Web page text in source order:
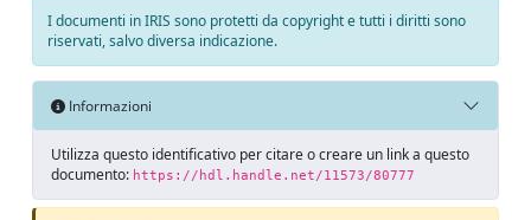
I documenti in IRIS sono protetti da copyright e tutti i diritti sono
riservati, salvo diversa indicazione.
Informazioni
Utilizza questo identificativo per citare o creare un link a questo
documento: https://hdl.handle.net/11573/80777